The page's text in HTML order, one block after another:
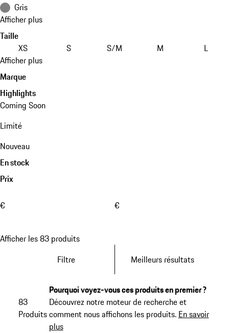
Gris
Afficher plus
Taille
XS
S S/M M
L
Afficher plus
Marque
Highlights
Coming Soon
Limité
Nouveau
En stock
Prix
€ €
Afficher les 83 produits
Filtre
Meilleurs résultats
83
Produits
Pourquoi voyez-vous ces produits en premier ?
Découvrez notre moteur de recherche et
comment nous affichons les produits. En savoir
plus